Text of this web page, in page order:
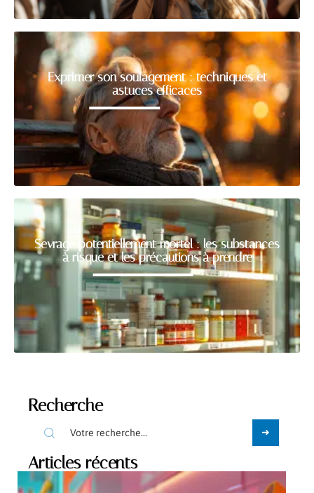
Exprimer son soulagement : techniques et
astuces efficaces
Sevrage potentiellement mortel : les substances
à risque et les précautions à prendre
Recherche
Articles récents